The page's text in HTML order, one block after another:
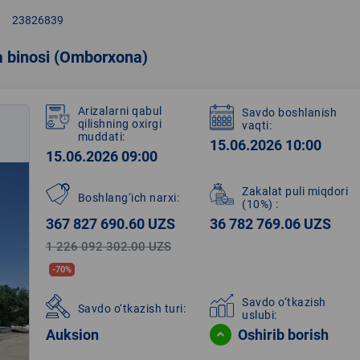
23826839
(Omborxona)
Arizalarni qabul
qilishning oxirgi
muddati:
15.06.2026 09:00
Savdo boshlanish
vaqti:
15.06.2026 10:00
Boshlang‘ich narxi:
367 827 690.60 UZS
1 226 092 302.00 UZS
-70%
Zakalat puli miqdori
(10%) :
36 782 769.06 UZS
Savdo o‘tkazish turi:
Auksion
Savdo o‘tkazish
uslubi:
Oshirib borish